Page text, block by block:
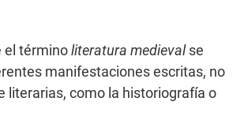
el término literatura medieval se
manifestaciones escritas, no
literarias, como la historiografía o